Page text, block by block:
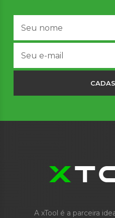
A xTool é a parceira